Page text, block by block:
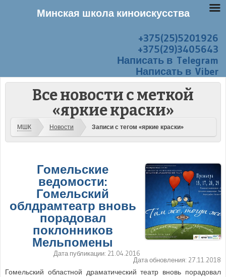
+375(25)5201926
+375(29)3405643
Написать в Telegram
Написать в Viber
Все новости с меткой
«яркие краски»
МШК Новости Записи с тегом «яркие краски»
Гомельские
ведомости:
Гомельский
облдрамтеатр вновь
порадовал
поклонников
Мельпомены
Дата публикации: 21.04.2016
Дата обновления: 27.11.2018
Гомельский областной драматический театр вновь порадовал
Минская школа киноискусства